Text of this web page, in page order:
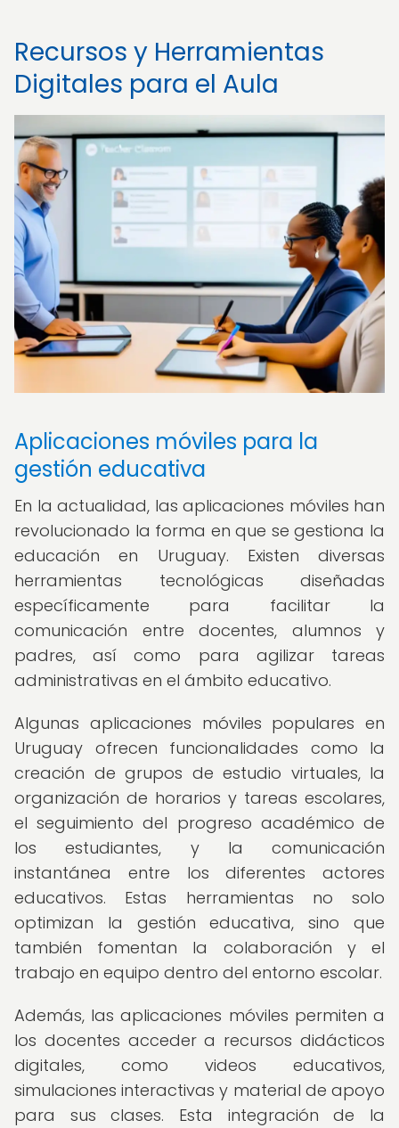
Recursos y Herramientas
Digitales para el Aula
Aplicaciones móviles para la
gestión educativa
En la actualidad, las aplicaciones móviles han
revolucionado la forma en que se gestiona la
educación en Uruguay. Existen diversas
herramientas tecnológicas diseñadas
específicamente para facilitar la
comunicación entre docentes, alumnos y
padres, así como para agilizar tareas
administrativas en el ámbito educativo.
Algunas aplicaciones móviles populares en
Uruguay ofrecen funcionalidades como la
creación de grupos de estudio virtuales, la
organización de horarios y tareas escolares,
el seguimiento del progreso académico de
los estudiantes, y la comunicación
instantánea entre los diferentes actores
educativos. Estas herramientas no solo
optimizan la gestión educativa, sino que
también fomentan la colaboración y el
trabajo en equipo dentro del entorno escolar.
Además, las aplicaciones móviles permiten a
los docentes acceder a recursos didácticos
digitales, como videos educativos,
simulaciones interactivas y material de apoyo
para sus clases. Esta integración de la